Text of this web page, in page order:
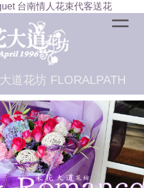
台南情人花束代客送花
道花坊 FLORALPATH